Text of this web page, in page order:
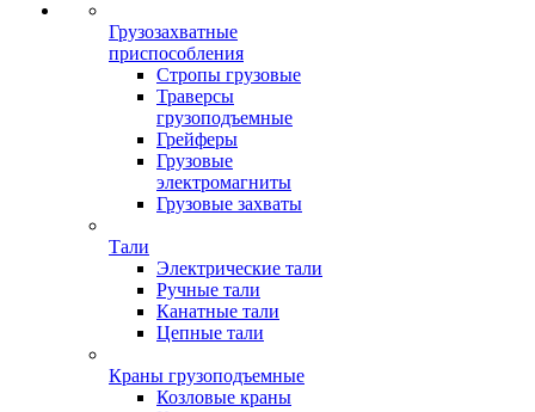
Грузозахватные
приспособления
Стропы грузовые
Траверсы
грузоподъемные
Грейферы
Грузовые
электромагниты
Грузовые захваты
Тали
Электрические тали
Ручные тали
Канатные тали
Цепные тали
Краны грузоподъемные
Козловые краны